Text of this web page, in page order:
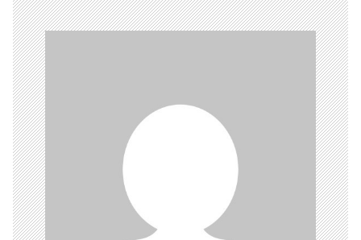
s
n
a
v
i
g
a
t
i
o
n